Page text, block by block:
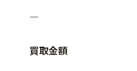
―
買取金額